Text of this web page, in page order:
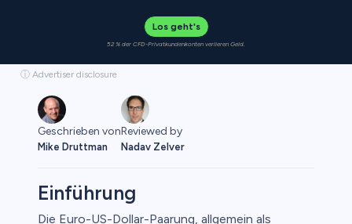
Los geht's
52 % der CFD-Privatkundenkonten verlieren Geld.
ⓘ Advertiser disclosure
Geschrieben von
Mike Druttman
Reviewed by
Nadav Zelver
Einführung
Die Euro-US-Dollar-Paarung, allgemein als